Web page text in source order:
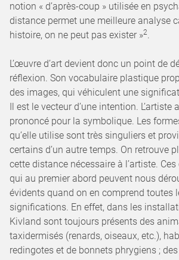
notion « d’après-coup » utilisée en
distance permet une meilleure analyse
histoire, on ne peut pas exister »2.
L’œuvre d’art devient donc un point de
réflexion. Son vocabulaire plastique
des images, qui véhiculent une
Il est le vecteur d’une intention. L’artiste
prononcé pour la symbolique. Les
qu’elle utilise sont très singuliers et
certains d’un autre temps. On retrouve
cette distance nécessaire à l’artiste.
qui au premier abord peuvent nous
évidents quand on en comprend toutes
significations. En effet, dans les
Kivland sont toujours présents des
taxidermisés (renards, oiseaux, etc.),
redingotes et de bonnets phrygiens ;